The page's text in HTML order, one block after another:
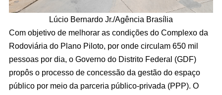
Lúcio Bernardo Jr./Agência Brasília
Com objetivo de melhorar as condições do Complexo da
Rodoviária do Plano Piloto, por onde circulam 650 mil
pessoas por dia, o Governo do Distrito Federal (GDF)
propôs o processo de concessão da gestão do espaço
público por meio da parceria público-privada (PPP). O